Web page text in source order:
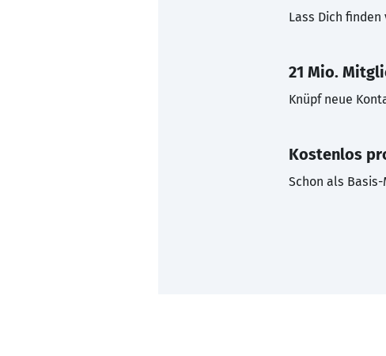
Lass Dich
21 Mio.
Knüpf neue
Kostenlos
Schon als